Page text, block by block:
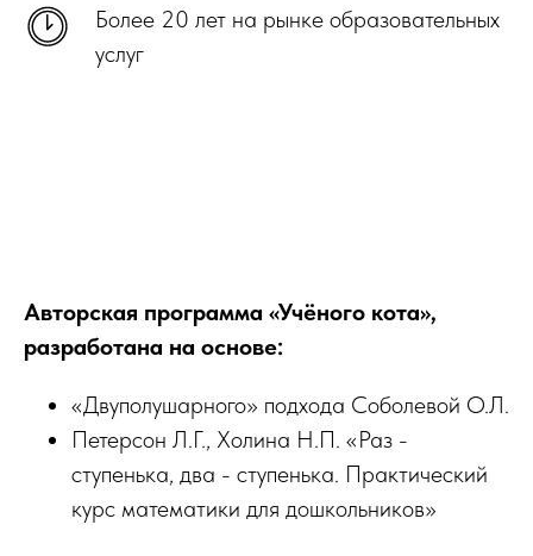
Более 20 лет на рынке образовательных
услуг
Авторская программа «Учёного кота»,
разработана на основе:
«Двуполушарного» подхода Соболевой О.Л.
Петерсон Л.Г., Холина Н.П. «Раз -
ступенька, два - ступенька. Практический
курс математики для дошкольников»